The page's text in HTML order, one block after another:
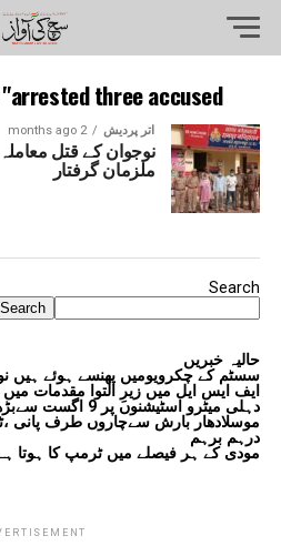
three accused"
اتر پردیش 2 months ago
ملزمان گرفتار
Search
Search
حالیہ خبریں
سسٹم کے چکرویومیں پھنسے ہوئے ہیں
ایف ایس ایل میں زیرِ التوا مقدمات میں 72 فیصد کمی: سود
دہلی میٹرو اسٹیشنوں پر 9 اگست سےبڑھے گی سختی
موسلادھار بارش سےچاروں طرف پانی
درہم برہم
مودی کے ہر فیصلے میں ٹرمپ کا ہوتا